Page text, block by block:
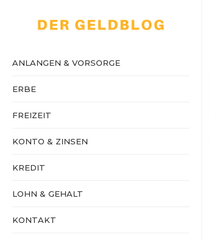
ANLANGEN & VORSORGE
ERBE
FREIZEIT
KONTO & ZINSEN
KREDIT
LOHN & GEHALT
KONTAKT